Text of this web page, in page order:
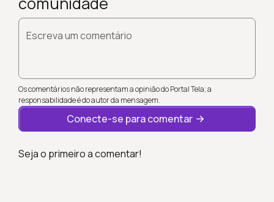
Escreva um comentário
Os comentários não representam a opinião do Portal Tela; a
responsabilidade é do autor da mensagem.
Conecte-se para comentar
Seja o primeiro a comentar!